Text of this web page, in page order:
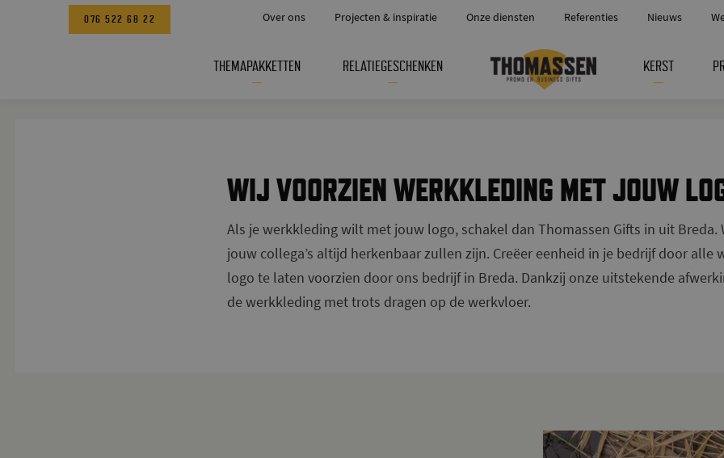
076 522 68 22 Over ons Projecten & inspiratie Onze diensten Referenties Nieuws
THEMAPAKKETTEN RELATIEGESCHENKEN KERST
WIJ VOORZIEN WERKKLEDING MET JOUW
Als je werkkleding wilt met jouw logo, schakel dan Thomassen Gifts in uit Breda.
jouw collega’s altijd herkenbaar zullen zijn. Creëer eenheid in je bedrijf door alle
logo te laten voorzien door ons bedrijf in Breda. Dankzij onze uitstekende
de werkkleding met trots dragen op de werkvloer.